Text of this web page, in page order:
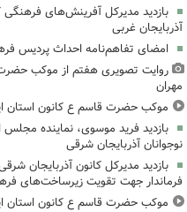
بازدید مدیرکل آفرینش‌های
آذربایجان غربی
امضای تفاهم‌نامه احداث پردیس
روایت تصویری هفتم از موکب حضرت
مهران
موکب حضرت قاسم ع کانون استان
بازدید فرید موسوی، نماینده
نوجوانان آذربایجان شرقی
بازدید مدیرکل کانون آذربایجان
فرماندار جهت تقویت زیرساخت‌های
موکب حضرت قاسم ع کانون استان ایلام